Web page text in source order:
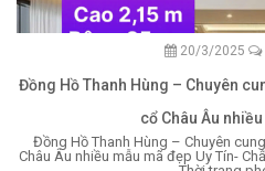
20/3/2025
Đồng Hồ Thanh Hùng – Chuyên
cổ Châu Âu
Đồng Hồ Thanh Hùng – Chuyên
Châu Âu nhiều mẫu mã đẹp Uy Tín-